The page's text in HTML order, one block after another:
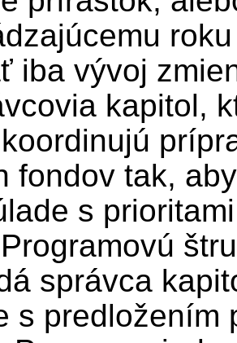
iba vývoj
kapitol,
fondov tak,
s
správca
s predložením